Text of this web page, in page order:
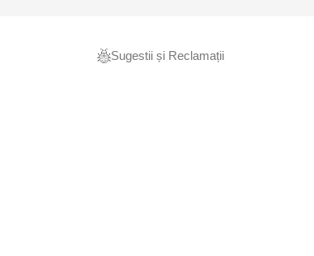
Sugestii și Reclamații